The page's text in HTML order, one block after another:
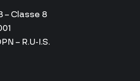
– Classe 8
– R.U-I.S.